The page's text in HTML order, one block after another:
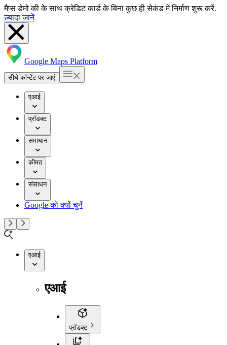
मैप्स डेमो की के साथ क्रेडिट कार्ड के बिना कुछ ही सेकंड में निर्माण शुरू करें.
ज़्यादा जानें
Google Maps Platform
सीधे कॉन्टेंट पर जाएं
एआई
प्रॉडक्ट
समाधान
कीमत
संसाधन
Google को क्यों चुनें
एआई
एआई
प्रॉडक्ट